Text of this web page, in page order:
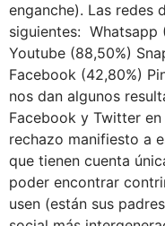
enganche). Las redes
siguientes: Whatsapp
Youtube (88,50%)
Facebook (42,80%)
nos dan algunos
Facebook y Twitter
rechazo manifiesto a
que tienen cuenta
poder encontrar
usen (están sus